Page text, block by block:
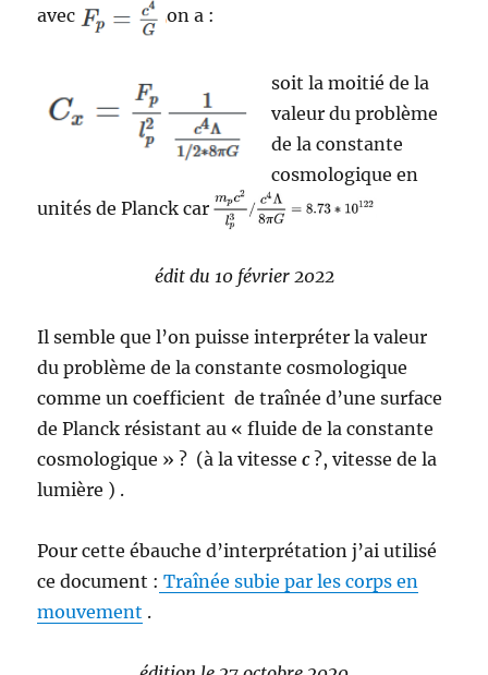
avec on a :
soit la moitié de la
valeur du problème
de la constante
cosmologique en
unités de Planck car
édit du 10 février 2022
Il semble que l’on puisse interpréter la valeur
du problème de la constante cosmologique
comme un coefficient de traînée d’une surface
de Planck résistant au « fluide de la constante
cosmologique » ? (à la vitessec?, vitesse de la
lumière ) .
Pour cette ébauche d’interprétation j’ai utilisé
ce document : Traînée subie par les corps en
mouvement .